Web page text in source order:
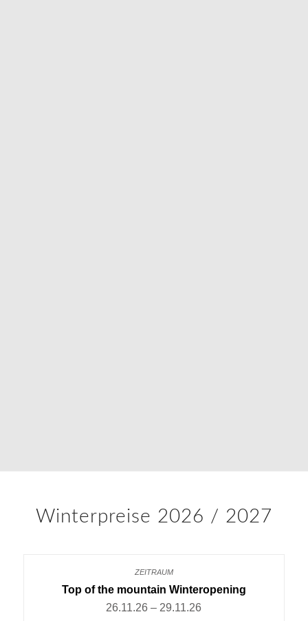
Winterpreise 2026 / 2027
Top of the mountain Winteropening
26.11.26 – 29.11.26